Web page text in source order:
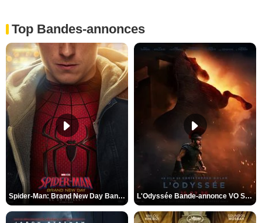
Top Bandes-annonces
Spider-Man: Brand New Day Bande-annonce VO STFR L'Odyssée Bande-annonce VO STFR